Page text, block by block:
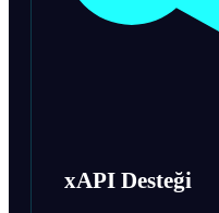
xAPI Desteği